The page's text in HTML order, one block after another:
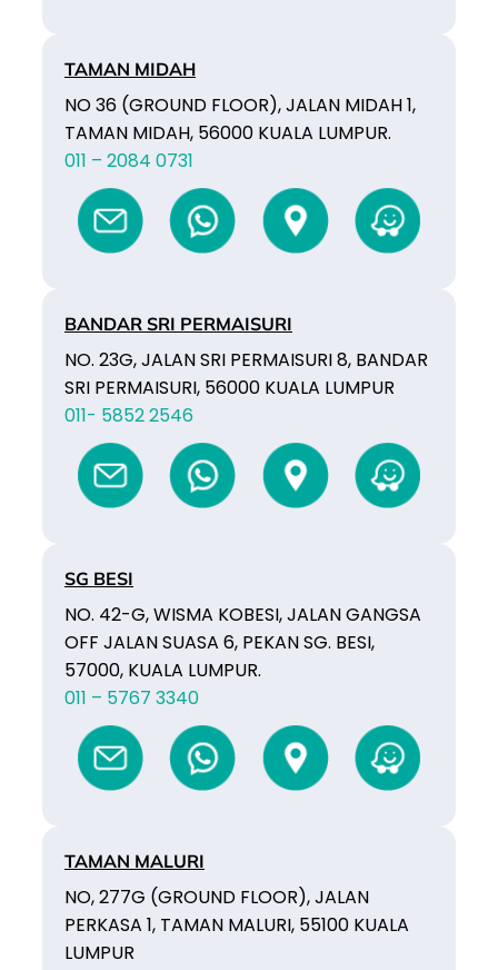
TAMAN MIDAH
NO 36 (GROUND FLOOR), JALAN MIDAH 1,
TAMAN MIDAH, 56000 KUALA LUMPUR.
011 – 2084 0731
BANDAR SRI PERMAISURI
NO. 23G, JALAN SRI PERMAISURI 8, BANDAR
SRI PERMAISURI, 56000 KUALA LUMPUR
011- 5852 2546
SG BESI
NO. 42-G, WISMA KOBESI, JALAN GANGSA
OFF JALAN SUASA 6, PEKAN SG. BESI,
57000, KUALA LUMPUR.
011 – 5767 3340
TAMAN MALURI
NO, 277G (GROUND FLOOR), JALAN
PERKASA 1, TAMAN MALURI, 55100 KUALA
LUMPUR